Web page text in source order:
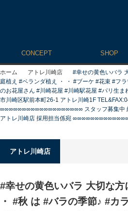
CONCEPT SHOP
ホーム アトレ川崎店
#幸せの黄色いバラ
庭植え #ベランダ植え ・ ・ #ブーケ #花束 #フ
のお花屋さん #川崎花屋 #川崎駅花屋 #パリ
市川崎区駅前本町26-1 アトレ川崎1F
∞∞∞∞∞∞∞∞∞∞∞∞∞∞∞∞∞∞∞ スタッフ募集中 経験
アトレ川崎店 採用担当係宛
アトレ川崎店
#幸せの黄色いバラ 大切な
・ #秋 は #バラの季節♪ #